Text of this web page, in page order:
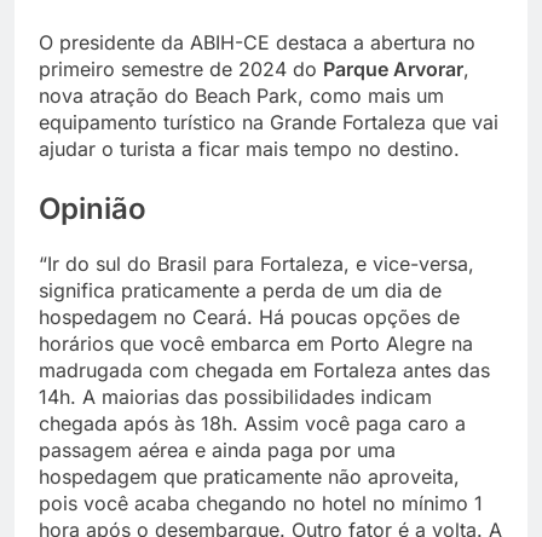
O presidente da ABIH-CE destaca a abertura no
primeiro semestre de 2024 do Parque Arvorar,
nova atração do Beach Park, como mais um
equipamento turístico na Grande Fortaleza que vai
ajudar o turista a ficar mais tempo no destino.
Opinião
“Ir do sul do Brasil para Fortaleza, e vice-versa,
significa praticamente a perda de um dia de
hospedagem no Ceará. Há poucas opções de
horários que você embarca em Porto Alegre na
madrugada com chegada em Fortaleza antes das
14h. A maiorias das possibilidades indicam
chegada após às 18h. Assim você paga caro a
passagem aérea e ainda paga por uma
hospedagem que praticamente não aproveita,
pois você acaba chegando no hotel no mínimo 1
hora após o desembarque. Outro fator é a volta. A